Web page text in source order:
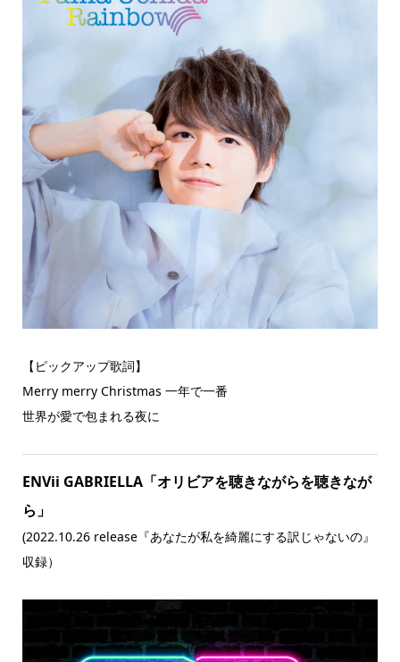
【ピックアップ歌詞】
Merry merry Christmas 一年で一番
世界が愛で包まれる夜に
ENVii GABRIELLA「オリビアを聴きながらを聴きなが
ら」
(2022.10.26 release『あなたが私を綺麗にする訳じゃないの』
収録）